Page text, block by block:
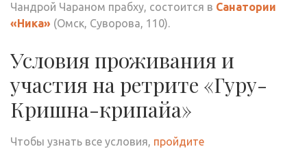
Чандрой Чараном прабху, состоится в Санатории
«Ника» (Омск, Суворова, 110).
Условия проживания и
участия на ретрите «Гуру-
Кришна-крипайа»
Чтобы узнать все условия, пройдите